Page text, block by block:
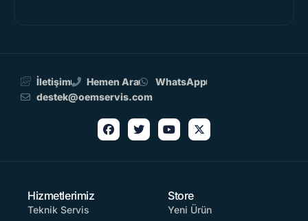
İletişim Hemen Ara
WhatsApp
destek@oemservis.com
Hizmetlerimiz
Teknik Servis
Store
Yeni Ürün